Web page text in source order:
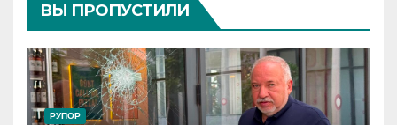
ВЫ ПРОПУСТИЛИ
РУПОР